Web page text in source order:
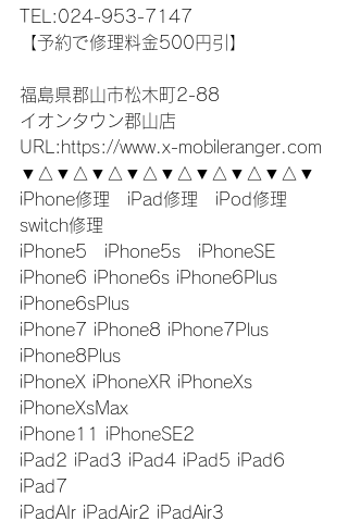
TEL:024-953-7147
【予約で修理料金500円引】
福島県郡山市松木町2-88
イオンタウン郡山店
URL:https://www.x-mobileranger.com
▼△▼△▼△▼△▼△▼△▼△▼△▼
iPhone修理　iPad修理　iPod修理
switch修理
iPhone5　iPhone5s　iPhoneSE
iPhone6 iPhone6s iPhone6Plus
iPhone6sPlus
iPhone7 iPhone8 iPhone7Plus
iPhone8Plus
iPhoneX iPhoneXR iPhoneXs
iPhoneXsMax
iPhone11 iPhoneSE2
iPad2 iPad3 iPad4 iPad5 iPad6
iPad7
iPadAIr iPadAir2 iPadAir3